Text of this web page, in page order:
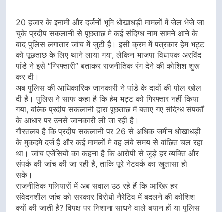
20 हजार के इनामी और दर्जनों भूमि धोखाधड़ी मामलों में जेल भेजे जा
चुके प्रदीप सकलानी से पूछताछ में कई संदिग्ध नाम सामने आने के
बाद पुलिस लगातार जांच में जुटी है। इसी क्रम में पत्रकार हेम भट्ट
को पूछताछ के लिए थाने लाया गया, लेकिन भाजपा विधायक अरविंद
पांडे ने इसे “गिरफ्तारी” बताकर राजनीतिक रंग देने की कोशिश शुरू
कर दी।
अब पुलिस की आधिकारिक जानकारी ने पांडे के दावों की पोल खोल
दी है। पुलिस ने साफ कहा है कि हेम भट्ट को गिरफ्तार नहीं किया
गया, बल्कि प्रदीप सकलानी द्वारा पूछताछ में बताए गए संदिग्ध संपर्कों
के आधार पर उनसे जानकारी ली जा रही है।
गौरतलब है कि प्रदीप सकलानी पर 26 से अधिक जमीन धोखाधड़ी
के मुकदमे दर्ज हैं और कई मामलों में वह लंबे समय से वांछित चल रहा
था। जांच एजेंसियों का कहना है कि आरोपी से जुड़े हर व्यक्ति और
संपर्क की जांच की जा रही है, ताकि पूरे नेटवर्क का खुलासा हो
सके।
राजनीतिक गलियारों में अब सवाल उठ रहे हैं कि आखिर हर
संवेदनशील जांच को सरकार विरोधी नैरेटिव में बदलने की कोशिश
क्यों की जाती है? विपक्ष पर निशाना साधने वाले बयान हों या पुलिस